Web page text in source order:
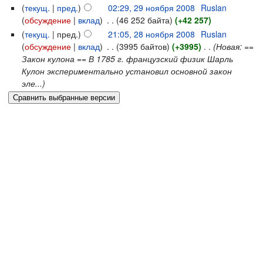
(текущ. | пред.) 02:29, 29 ноября 2008 Ruslan
(обсуждение | вклад) . . (46 252 байта) (+42 257)
(текущ. | пред.) 21:05, 28 ноября 2008 Ruslan
(обсуждение | вклад) . . (3995 байтов) (+3995) . . (Новая: ==
Закон кулона == В 1785 г. французский физик Шарль
Кулон экспериментально установил основной закон
эле...)